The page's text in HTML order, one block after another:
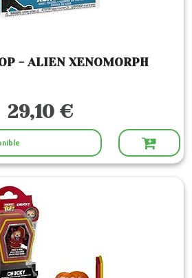
- ALIEN XENOMORPH
29,10 €